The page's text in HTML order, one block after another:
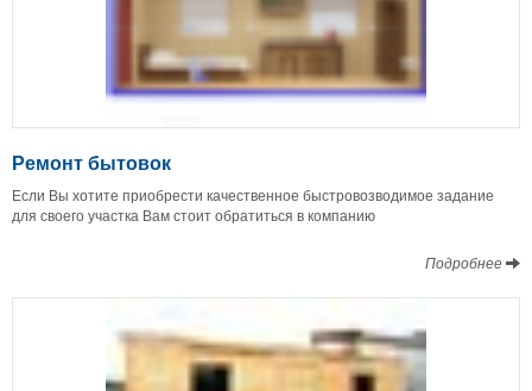
Ремонт бытовок
Если Вы хотите приобрести качественное быстровозводимое задание
для своего участка Вам стоит обратиться в компанию
Подробнее